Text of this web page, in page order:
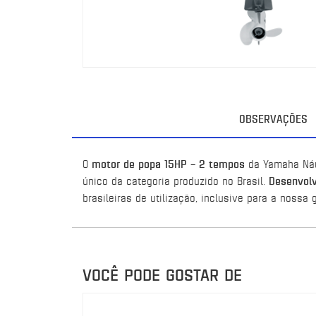
OBSERVAÇÕES
O motor de popa 15HP – 2 tempos da Yamaha
único da categoria produzido no Brasil.
brasileiras de utilização, inclusive para a nossa
VOCÊ PODE GOSTAR DE